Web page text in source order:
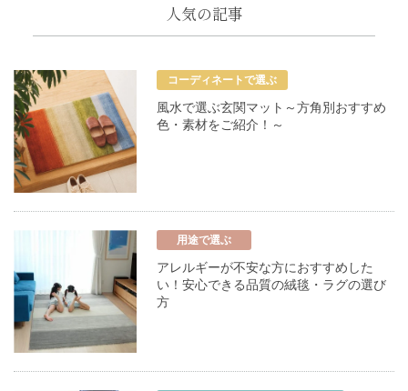
人気の記事
コーディネートで選ぶ
風水で選ぶ玄関マット～方角別おすすめ
色・素材をご紹介！～
用途で選ぶ
アレルギーが不安な方におすすめした
い！安心できる品質の絨毯・ラグの選び
方